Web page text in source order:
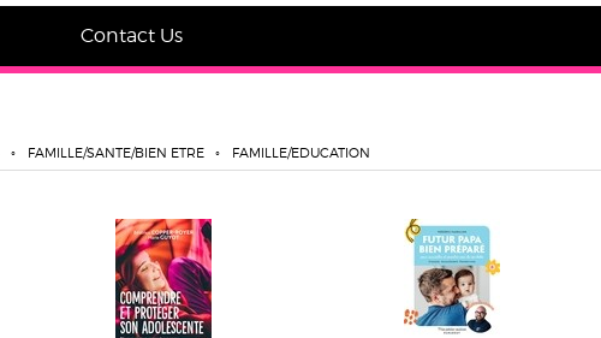
Contact Us
FAMILLE/SANTE/BIEN ETRE FAMILLE/EDUCATION